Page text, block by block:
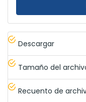
Descargar
Tamaño del
Recuento de